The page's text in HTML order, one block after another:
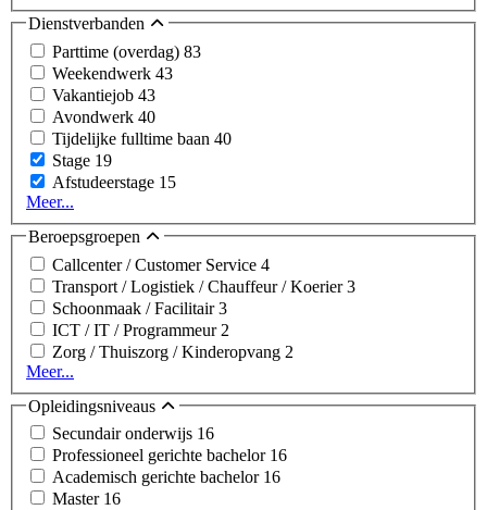
Dienstverbanden
Parttime (overdag) 83
Weekendwerk 43
Vakantiejob 43
Avondwerk 40
Tijdelijke fulltime baan 40
Stage 19
Afstudeerstage 15
Meer...
Beroepsgroepen
Callcenter / Customer Service 4
Transport / Logistiek / Chauffeur / Koerier3
Schoonmaak / Facilitair3
ICT / IT / Programmeur 2
Zorg / Thuiszorg / Kinderopvang 2
Meer...
Opleidingsniveaus
Secundair onderwijs 16
Professioneel gerichte bachelor 16
Academisch gerichte bachelor 16
Master 16